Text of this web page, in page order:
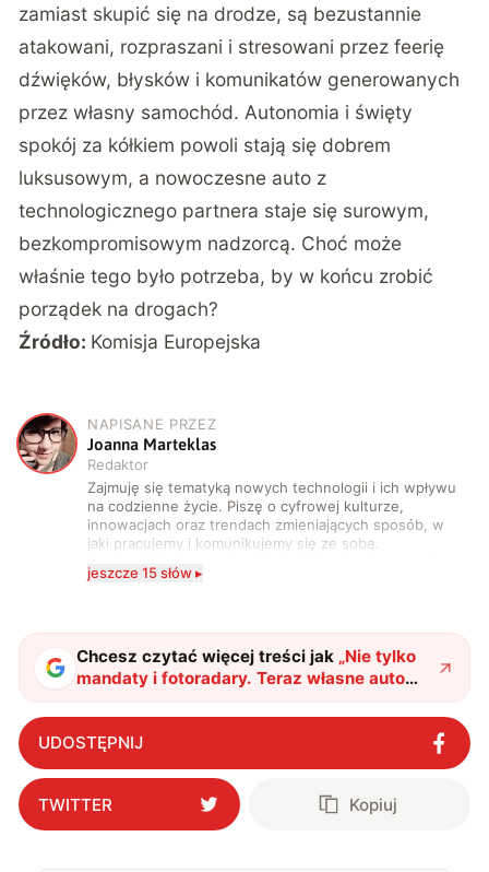
zamiast skupić się na drodze, są bezustannie
atakowani, rozpraszani i stresowani przez feerię
dźwięków, błysków i komunikatów generowanych
przez własny samochód. Autonomia i święty
spokój za kółkiem powoli stają się dobrem
luksusowym, a nowoczesne auto z
technologicznego partnera staje się surowym,
bezkompromisowym nadzorcą. Choć może
właśnie tego było potrzeba, by w końcu zrobić
porządek na drogach?
Źródło: Komisja Europejska
J
NAPISANE PRZEZ
Joanna Marteklas
Redaktor
Zajmuję się tematyką nowych technologii i ich wpływu
na codzienne życie. Piszę o cyfrowej kulturze,
innowacjach oraz trendach zmieniających sposób, w
jaki pracujemy i komunikujemy się ze sobą.
technologii a współczesną popkulturą. W wolnych
jeszcze 15 słów ▸
Chcesz czytać więcej treści jak „Nie tylko
mandaty i fotoradary. Teraz własne auto
będzie pilnować Cię za kierownicą"?
UDOSTĘPNIJ
TWITTER Kopiuj